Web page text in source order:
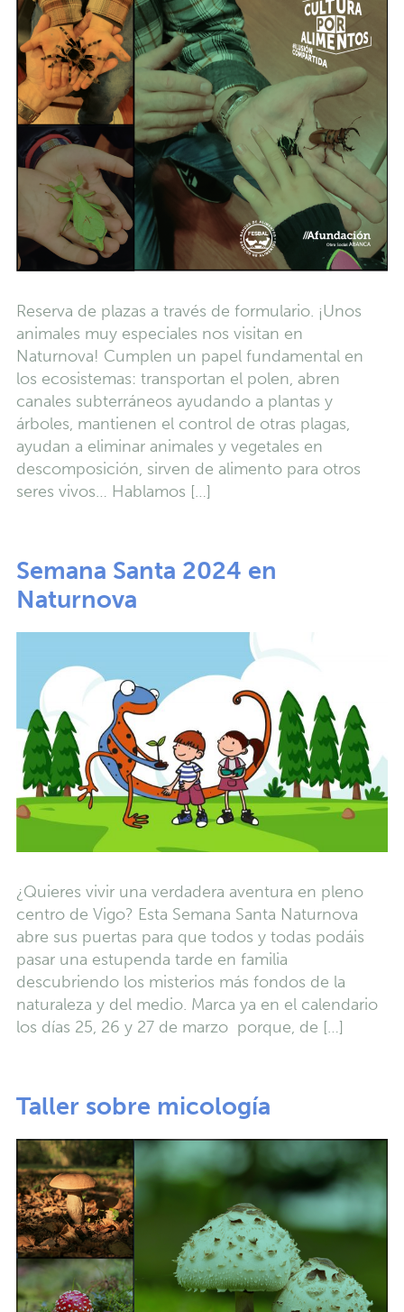
Reserva de plazas a través de formulario. ¡Unos
animales muy especiales nos visitan en
Naturnova! Cumplen un papel fundamental en
los ecosistemas: transportan el polen, abren
canales subterráneos ayudando a plantas y
árboles, mantienen el control de otras plagas,
ayudan a eliminar animales y vegetales en
descomposición, sirven de alimento para otros
seres vivos… Hablamos […]
Semana Santa 2024 en
Naturnova
¿Quieres vivir una verdadera aventura en pleno
centro de Vigo? Esta Semana Santa Naturnova
abre sus puertas para que todos y todas podáis
pasar una estupenda tarde en familia
descubriendo los misterios más fondos de la
naturaleza y del medio. Marca ya en el calendario
los días 25, 26 y 27 de marzo porque, de […]
Taller sobre micología